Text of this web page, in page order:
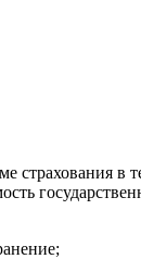
страхования в